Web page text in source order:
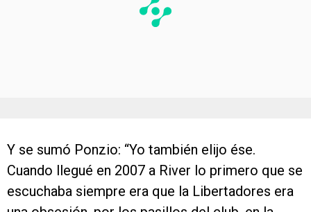
Y se sumó Ponzio: “Yo también elijo ése.
Cuando llegué en 2007 a River lo primero que se
escuchaba siempre era que la Libertadores era